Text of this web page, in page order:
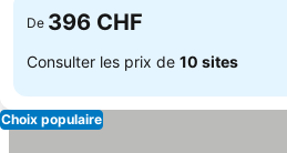
De 396 CHF
Consulter les prix de 10 sites
Choix populaire